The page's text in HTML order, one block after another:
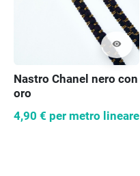
visibility
Nastro Chanel nero con
oro
4,90 € per metro lineare